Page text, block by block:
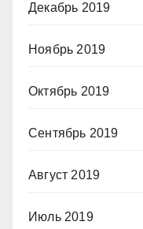
Декабрь 2019
Ноябрь 2019
Октябрь 2019
Сентябрь 2019
Август 2019
Июль 2019